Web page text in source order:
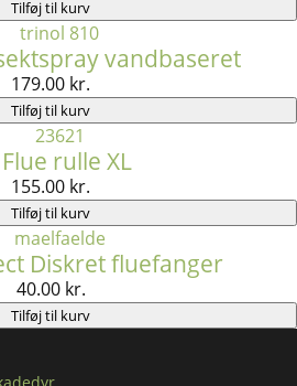
Tilføj til kurv
vandbaseret
179.00 kr.
Tilføj til kurv
Flue rulle XL
155.00 kr.
Tilføj til kurv
Diskret fluefanger
40.00 kr.
Tilføj til kurv